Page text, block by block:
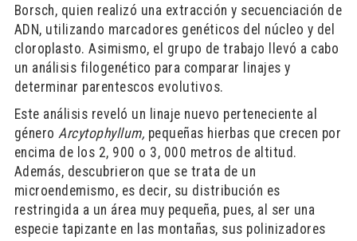
Borsch, quien realizó una extracción y secuenciación de
ADN, utilizando marcadores genéticos del núcleo y del
cloroplasto. Asimismo, el grupo de trabajo llevó a cabo
un análisis filogenético para comparar linajes y
determinar parentescos evolutivos.
Este análisis reveló un linaje nuevo perteneciente al
género Arcytophyllum, pequeñas hierbas que crecen por
encima de los 2, 900 o 3, 000 metros de altitud.
Además, descubrieron que se trata de un
microendemismo, es decir, su distribución es
restringida a un área muy pequeña, pues, al ser una
especie tapizante en las montañas, sus polinizadores